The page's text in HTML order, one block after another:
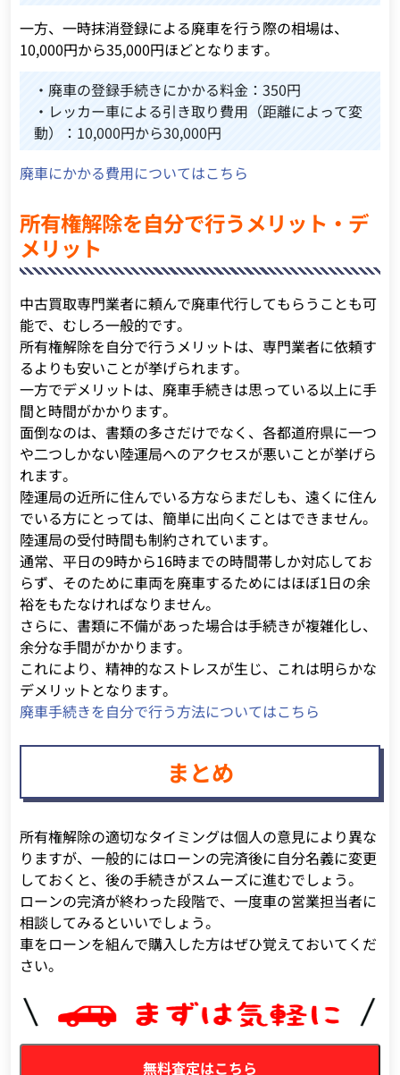
一方、一時抹消登録による廃車を行う際の相場は、
10,000円から35,000円ほどとなります。
・廃車の登録手続きにかかる料金：350円
・レッカー車による引き取り費用（距離によって変
動）：10,000円から30,000円
廃車にかかる費用についてはこちら
所有権解除を自分で行うメリット・デ
メリット
中古買取専門業者に頼んで廃車代行してもらうことも可
能で、むしろ一般的です。
所有権解除を自分で行うメリットは、専門業者に依頼す
るよりも安いことが挙げられます。
一方でデメリットは、廃車手続きは思っている以上に手
間と時間がかかります。
面倒なのは、書類の多さだけでなく、各都道府県に一つ
や二つしかない陸運局へのアクセスが悪いことが挙げら
れます。
陸運局の近所に住んでいる方ならまだしも、遠くに住ん
でいる方にとっては、簡単に出向くことはできません。
陸運局の受付時間も制約されています。
通常、平日の9時から16時までの時間帯しか対応してお
らず、そのために車両を廃車するためにはほぼ1日の余
裕をもたなければなりません。
さらに、書類に不備があった場合は手続きが複雑化し、
余分な手間がかかります。
これにより、精神的なストレスが生じ、これは明らかな
デメリットとなります。
廃車手続きを自分で行う方法についてはこちら
まとめ
所有権解除の適切なタイミングは個人の意見により異な
りますが、一般的にはローンの完済後に自分名義に変更
しておくと、後の手続きがスムーズに進むでしょう。
ローンの完済が終わった段階で、一度車の営業担当者に
相談してみるといいでしょう。
車をローンを組んで購入した方はぜひ覚えておいてくだ
さい。
無料査定はこちら